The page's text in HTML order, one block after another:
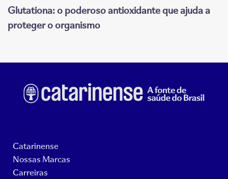
Glutationa: o poderoso antioxidante que ajuda a
proteger o organismo
Catarinense
Nossas Marcas
Carreiras